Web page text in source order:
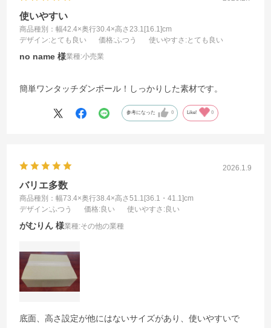
使いやすい
商品種別：幅42.4×奥行30.4×高さ23.1[16.1]cm
デザイン:とても良い 価格:ふつう 使いやすさ :とても良い
no name 業種:小売業
簡単ワンタッチダンボール！しっかりした素材です。
参考になった 0 Like! 0
2026.1.9
バリエ多数
商品種別：幅73.4×奥行38.4×高さ51.1[36.1・41.1]cm
デザイン:ふつう 価格:良い 使いやすさ :良い
がむりん 業種:その他の業種
底面、高さ設定が他にはないサイズがあり、使いやすいで